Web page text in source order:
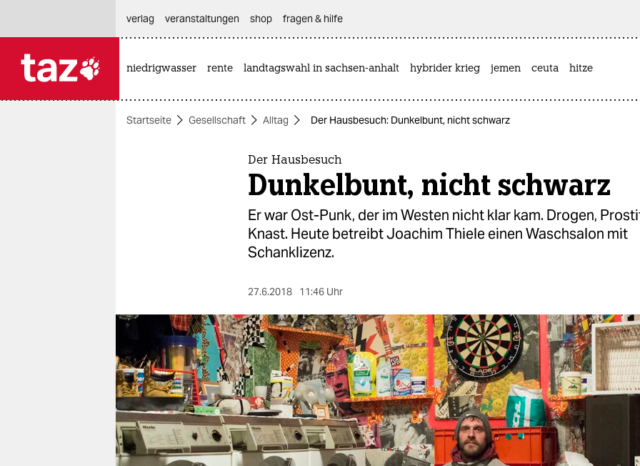
themen
berlin
nord
wahrheit
verlag
verlag
verlag
veranstaltungen shop fragen & hilfe
niedrigwasser rente landtagswahl in sachsen-anhalt hybrider krieg jemen ceuta hitze
Startseite Gesellschaft Alltag Der Hausbesuch: Dunkelbunt, nicht schwarz
Der Hausbesuch
Dunkelbunt, nicht schwarz
Er war Ost-Punk, der im Westen nicht klar kam. Drogen,
Knast. Heute betreibt Joachim Thiele einen Waschsalon mit
Schanklizenz.
27.6.2018 11:46 Uhr